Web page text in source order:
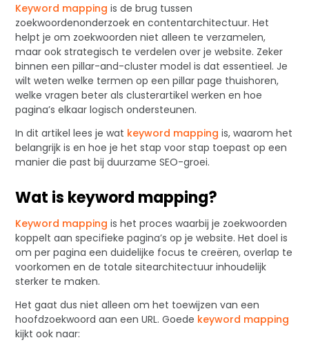
Keyword mapping is de brug tussen
zoekwoordenonderzoek en contentarchitectuur. Het
helpt je om zoekwoorden niet alleen te verzamelen,
maar ook strategisch te verdelen over je website. Zeker
binnen een pillar-and-cluster model is dat essentieel. Je
wilt weten welke termen op een pillar page thuishoren,
welke vragen beter als clusterartikel werken en hoe
pagina’s elkaar logisch ondersteunen.
In dit artikel lees je wat keyword mapping is, waarom het
belangrijk is en hoe je het stap voor stap toepast op een
manier die past bij duurzame SEO-groei.
Wat is keyword mapping?
Keyword mapping is het proces waarbij je zoekwoorden
koppelt aan specifieke pagina’s op je website. Het doel is
om per pagina een duidelijke focus te creëren, overlap te
voorkomen en de totale sitearchitectuur inhoudelijk
sterker te maken.
Het gaat dus niet alleen om het toewijzen van een
hoofdzoekwoord aan een URL. Goede keyword mapping
kijkt ook naar: